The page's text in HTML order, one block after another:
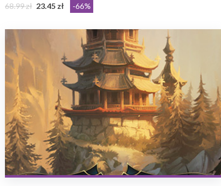
68.99 zł 23.45 zł -66%